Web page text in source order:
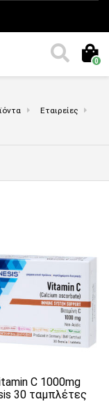
0
Εταιρείες
C 1000mg
30 ταμπλέτες